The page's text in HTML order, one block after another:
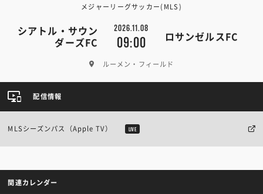
メジャーリーグサッカー(MLS)
シアトル・サウン
ダーズFC
2026.11.08
09:00 ロサンゼルスFC
ルーメン・フィールド
配信情報
MLSシーズンパス（Apple TV） LIVE
関連カレンダー